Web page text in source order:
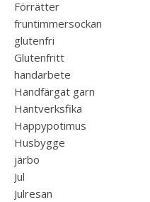
Förrätter
fruntimmersockan
glutenfri
Glutenfritt
handarbete
Handfärgat garn
Hantverksfika
Happypotimus
Husbygge
järbo
Jul
Julresan